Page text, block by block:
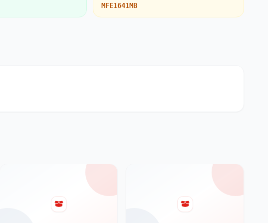
MFE1641MB